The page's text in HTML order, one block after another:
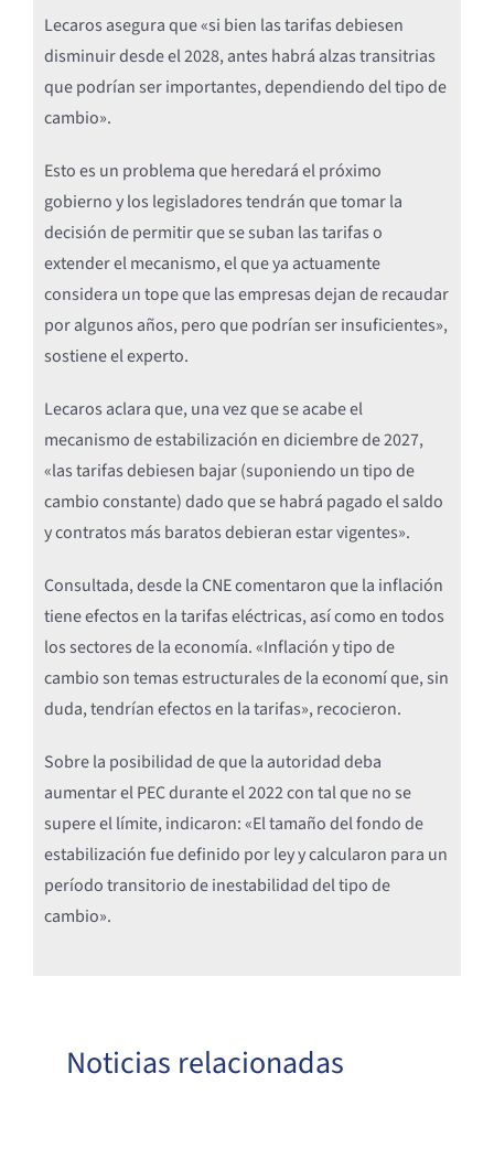
Lecaros asegura que «si bien las tarifas debiesen
disminuir desde el 2028, antes habrá alzas transitrias
que podrían ser importantes, dependiendo del tipo de
cambio».
Esto es un problema que heredará el próximo
gobierno y los legisladores tendrán que tomar la
decisión de permitir que se suban las tarifas o
extender el mecanismo, el que ya actuamente
considera un tope que las empresas dejan de recaudar
por algunos años, pero que podrían ser insuficientes»,
sostiene el experto.
Lecaros aclara que, una vez que se acabe el
mecanismo de estabilización en diciembre de 2027,
«las tarifas debiesen bajar (suponiendo un tipo de
cambio constante) dado que se habrá pagado el saldo
y contratos más baratos debieran estar vigentes».
Consultada, desde la CNE comentaron que la inflación
tiene efectos en la tarifas eléctricas, así como en todos
los sectores de la economía. «Inflación y tipo de
cambio son temas estructurales de la economí que, sin
duda, tendrían efectos en la tarifas», recocieron.
Sobre la posibilidad de que la autoridad deba
aumentar el PEC durante el 2022 con tal que no se
supere el límite, indicaron: «El tamaño del fondo de
estabilización fue definido por ley y calcularon para un
período transitorio de inestabilidad del tipo de
cambio».
Noticias relacionadas